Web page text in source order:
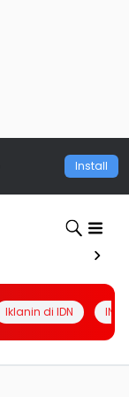
Install
Iklanin di IDN